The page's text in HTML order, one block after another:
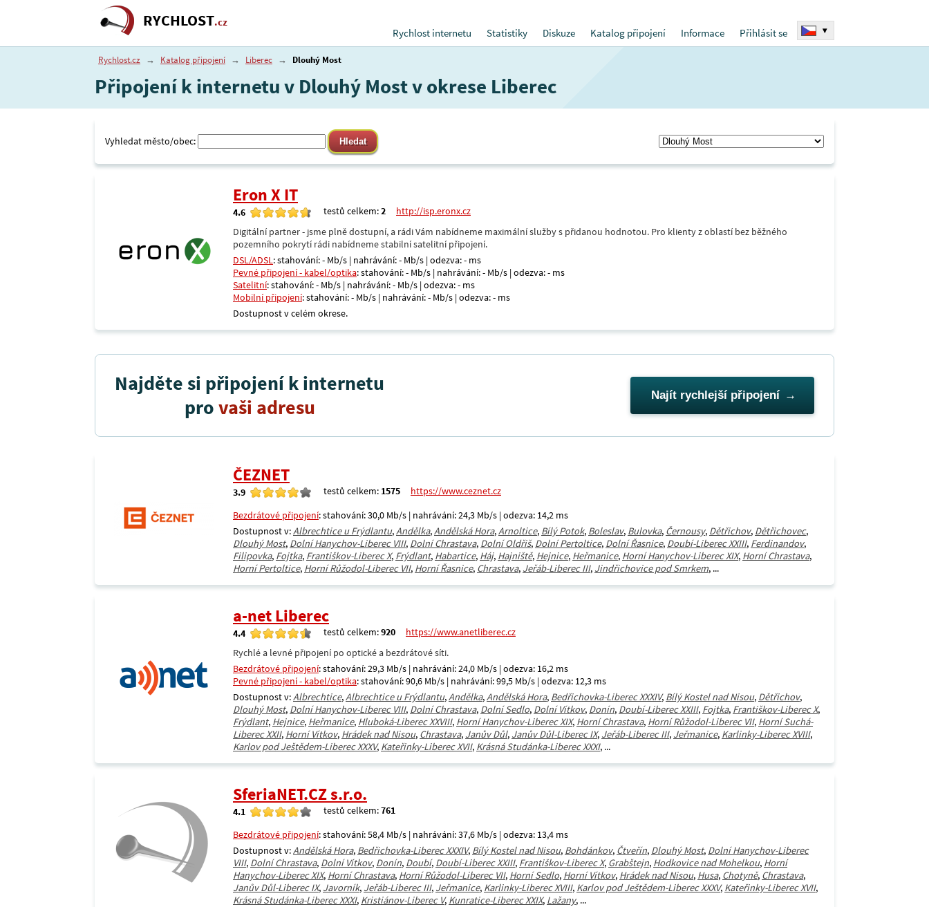
RYCHLOST.cz
Rychlost internetu
Statistiky Diskuze Katalog připojení Informace Přihlásit se ▾
Rychlost.cz → Katalog připojení → Liberec → Dlouhý Most
Připojení k internetu v Dlouhý Most v okrese Liberec
Vyhledat město/obec:
Eron X IT
4.6 testů celkem:2
http://isp.eronx.cz
Digitální partner - jsme plně dostupní, a rádi Vám nabídneme maximální služby s přidanou hodnotou. Pro klienty z oblastí bez běžného
pozemního pokrytí rádi nabídneme stabilní satelitní připojení.
DSL/ADSL: stahování: - Mb/s | nahrávání: - Mb/s | odezva: - ms
Pevné připojení - kabel/optika: stahování: - Mb/s | nahrávání: - Mb/s | odezva: - ms
Satelitní: stahování: - Mb/s | nahrávání: - Mb/s | odezva: - ms
Mobilní připojení: stahování: - Mb/s | nahrávání: - Mb/s | odezva: - ms
Dostupnost v celém okrese.
Najděte si připojení k internetu
provaši adresu Najít rychlejší připojení
ČEZNET
3.9 testů celkem: 1575
https://www.ceznet.cz
Bezdrátové připojení: stahování: 30,0 Mb/s | nahrávání: 24,3 Mb/s | odezva: 14,2 ms
Dostupnost v:Albrechtice u Frýdlantu,Andělka,Andělská Hora,Arnoltice, Bílý Potok, Boleslav, Bulovka, Černousy, Dětřichov, Dětřichovec,
Dlouhý Most, Dolní Hanychov-Liberec VIII, Dolní Chrastava, Dolní Oldřiš, Dolní Pertoltice, Dolní Řasnice, Doubí-Liberec XXIII, Ferdinandov,
Filipovka, Fojtka, Františkov-Liberec X, Frýdlant, Habartice, Háj, Hajniště, Hejnice, Heřmanice, Horní Hanychov-Liberec XIX, Horní Chrastava,
Horní Pertoltice, Horní Růžodol-Liberec VII, Horní Řasnice, Chrastava, Jeřáb-Liberec III, Jindřichovice pod Smrkem, ...
a-net Liberec
4.4 testů celkem:920
https://www.anetliberec.cz
Rychlé a levné připojení po optické a bezdrátové síti.
Bezdrátové připojení: stahování: 29,3 Mb/s | nahrávání: 24,0 Mb/s | odezva: 16,2 ms
Pevné připojení - kabel/optika: stahování: 90,6 Mb/s | nahrávání: 99,5 Mb/s | odezva: 12,3 ms
Dostupnost v:Albrechtice,Albrechtice u Frýdlantu,Andělka,Andělská Hora, Bedřichovka-Liberec XXXIV, Bílý Kostel nad Nisou, Dětřichov,
Dlouhý Most, Dolní Hanychov-Liberec VIII, Dolní Chrastava, Dolní Sedlo, Dolní Vítkov, Donín, Doubí-Liberec XXIII, Fojtka, Františkov-Liberec X,
Frýdlant, Hejnice, Heřmanice, Hluboká-Liberec XXVIII, Horní Hanychov-Liberec XIX, Horní Chrastava, Horní Růžodol-Liberec VII, Horní Suchá-
Liberec XXII, Horní Vítkov, Hrádek nad Nisou, Chrastava, Janův Důl, Janův Důl-Liberec IX, Jeřáb-Liberec III, Jeřmanice, Karlinky-Liberec XVIII,
Karlov pod Ještědem-Liberec XXXV, Kateřinky-Liberec XVII, Krásná Studánka-Liberec XXXI, ...
SferiaNET.CZ s.r.o.
4.1 testů celkem:761
Bezdrátové připojení: stahování: 58,4 Mb/s | nahrávání: 37,6 Mb/s | odezva: 13,4 ms
Dostupnost v:Andělská Hora, Bedřichovka-Liberec XXXIV, Bílý Kostel nad Nisou, Bohdánkov, Čtveřín, Dlouhý Most, Dolní Hanychov-Liberec
VIII, Dolní Chrastava, Dolní Vítkov, Donín, Doubí, Doubí-Liberec XXIII, Františkov-Liberec X, Grabštejn, Hodkovice nad Mohelkou, Horní
Hanychov-Liberec XIX, Horní Chrastava, Horní Růžodol-Liberec VII, Horní Sedlo, Horní Vítkov, Hrádek nad Nisou, Husa, Chotyně, Chrastava,
Janův Důl-Liberec IX, Javorník, Jeřáb-Liberec III, Jeřmanice, Karlinky-Liberec XVIII, Karlov pod Ještědem-Liberec XXXV, Kateřinky-Liberec XVII,
Krásná Studánka-Liberec XXXI, Kristiánov-Liberec V, Kunratice-Liberec XXIX, Lažany, ...